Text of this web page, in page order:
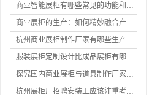
商业智能展柜有哪些常见的功能和神奇之处
商业展柜的生产：如何精妙融合产品特性的艺术探索
杭州商业展柜制作厂家有哪些生产的优势？
服装展柜定制设计比成品展柜有哪些优势
探究国内商业展柜与道具制作厂家的技术实力如何
杭州展柜厂招聘安装工应该注重考核哪些方面技能